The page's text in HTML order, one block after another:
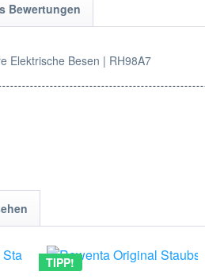
Bewertungen
Elektrische Besen | RH98A7
TIPP!